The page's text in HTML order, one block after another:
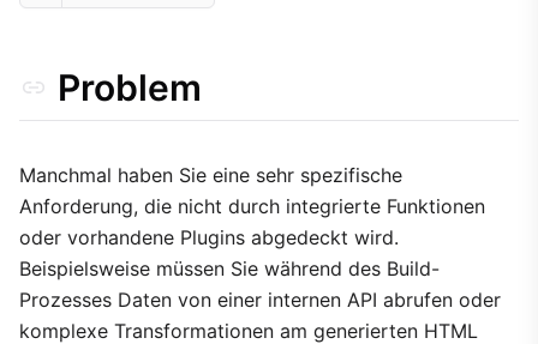
Problem
Manchmal haben Sie eine sehr spezifische
Anforderung, die nicht durch integrierte Funktionen
oder vorhandene Plugins abgedeckt wird.
Beispielsweise müssen Sie während des Build-
Prozesses Daten von einer internen API abrufen oder
komplexe Transformationen am generierten HTML
Warum es wichtig ist
Implementierung
2. Registrieren des Plugins
Abwägungen